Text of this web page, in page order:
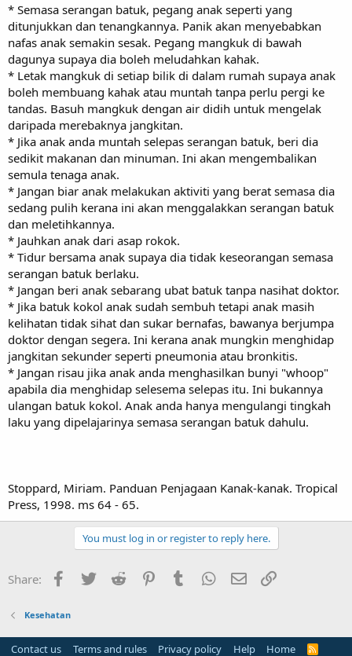
* Semasa serangan batuk, pegang anak seperti yang
ditunjukkan dan tenangkannya. Panik akan menyebabkan
nafas anak semakin sesak. Pegang mangkuk di bawah
dagunya supaya dia boleh meludahkan kahak.
* Letak mangkuk di setiap bilik di dalam rumah supaya anak
boleh membuang kahak atau muntah tanpa perlu pergi ke
tandas. Basuh mangkuk dengan air didih untuk mengelak
daripada merebaknya jangkitan.
* Jika anak anda muntah selepas serangan batuk, beri dia
sedikit makanan dan minuman. Ini akan mengembalikan
semula tenaga anak.
* Jangan biar anak melakukan aktiviti yang berat semasa dia
sedang pulih kerana ini akan menggalakkan serangan batuk
dan meletihkannya.
* Jauhkan anak dari asap rokok.
* Tidur bersama anak supaya dia tidak keseorangan semasa
serangan batuk berlaku.
* Jangan beri anak sebarang ubat batuk tanpa nasihat doktor.
* Jika batuk kokol anak sudah sembuh tetapi anak masih
kelihatan tidak sihat dan sukar bernafas, bawanya berjumpa
doktor dengan segera. Ini kerana anak mungkin menghidap
jangkitan sekunder seperti pneumonia atau bronkitis.
* Jangan risau jika anak anda menghasilkan bunyi "whoop"
apabila dia menghidap selesema selepas itu. Ini bukannya
ulangan batuk kokol. Anak anda hanya mengulangi tingkah
laku yang dipelajarinya semasa serangan batuk dahulu.
Stoppard, Miriam. Panduan Penjagaan Kanak-kanak. Tropical
Press, 1998. ms 64 - 65.
You must log in or register to reply here.
Share: Facebook
Twitter Reddit PinterestTumblr WhatsApp
Email
Kesehatan
Contact us Terms and rules Privacy policy Help Home
R